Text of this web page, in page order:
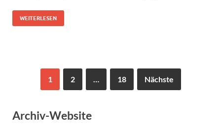
WEITERLESEN
1 2 … 18 Nächste
Archiv-Website